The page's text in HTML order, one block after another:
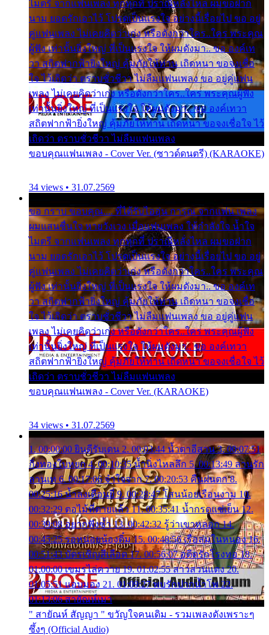
ไมตรี จากแฟนเพลง ทุกทุกที่ ปราณีหลั่งไหล ผมขอฝาก
นาม ยอดรักเอาไว้ โปรดเป็นแรงใจ อย่างนี้เรื่อยไป ขอ อยู่
คู่แฟนเพลง ไม่เคยคิดว่าเก่ง หรือดังกว่าใคร..ใคร พระคุณ
ผู้ฟัง เท่านั้นยิ่งใหญ่ ที่เป็นแรงใจ ให้ผมดังมา.. ขอ องค์เท
วา สถิตฟากฟ้ายิ่งใหญ่ คุ้มภัยให้ท่าน เถิดหนา ขอจงเชื่อ
ใจ ไว้เถิดว่า ตราบชั่วชีวา ไม่ลืมแฟนเพลง ขอ อยู่คู่แฟน
เพลง ไม่เคยคิดว่าเก่ง หรือดังกว่าใคร..ใคร พระคุณผู้ฟัง
เท่านั้นยิ่งใหญ่ ที่เป็นแรงใจ ให้ผมดังมา.. ขอ องค์เทวา
สถิตฟากฟ้ายิ่งใหญ่ คุ้มภัยให้ท่าน เถิดหนา ขอจงเชื่อใจ ไว้
เถิดว่า ตราบชั่วชีวา ไม่ลืมแฟนเพลง
ขอบคุณแฟนเพลง - Cover Ver. (ซาวด์ดนตรี) (KARAOKE)
34 views • 31.07.2569
ขอ กราบ ขอบคุณ.... ที่ได้รับไออุ่น การุณ จากแฟน เพลง
ผมแสนชื่นใจ หายวังเวง เมื่อแฟนเพลง ให้กำลังใจ น้ำใจ
ไมตรี จากแฟนเพลง ทุกทุกที่ ปราณีหลั่งไหล ผมขอฝาก
นาม ยอดรักเอาไว้ โปรดเป็นแรงใจ อย่างนี้เรื่อยไป ขอ อยู่
คู่แฟนเพลง ไม่เคยคิดว่าเก่ง หรือดังกว่าใคร..ใคร พระคุณ
ผู้ฟัง เท่านั้นยิ่งใหญ่ ที่เป็นแรงใจ ให้ผมดังมา.. ขอ องค์เท
วา สถิตฟากฟ้ายิ่งใหญ่ คุ้มภัยให้ท่าน เถิดหนา ขอจงเชื่อ
ใจ ไว้เถิดว่า ตราบชั่วชีวา ไม่ลืมแฟนเพลง ขอ อยู่คู่แฟน
เพลง ไม่เคยคิดว่าเก่ง หรือดังกว่าใคร..ใคร พระคุณผู้ฟัง
เท่านั้นยิ่งใหญ่ ที่เป็นแรงใจ ให้ผมดังมา.. ขอ องค์เทวา
สถิตฟากฟ้ายิ่งใหญ่ คุ้มภัยให้ท่าน เถิดหนา ขอจงเชื่อใจ ไว้
เถิดว่า ตราบชั่วชีวา ไม่ลืมแฟนเพลง
ขอบคุณแฟนเพลง - Cover Ver. (KARAOKE)
34 views • 31.07.2569
1. 00:00:00 ยินดีรับเดน 2. 00:03:44 น้ำตาอีสาน 3. 00:07:51
กิ่งทองใบหยก 4. 00:10:35 น้ำนิ่งไหลลึก 5. 00:13:49 ลานรัก
ลานเท 6. 00:17:06 จำใจจาก 7. 00:20:53 คืนฝนตก 8.
00:25:16 น้ำลงเดือนยี่ 9. 00:28:47 โสนน้อยเรือนงาม 10.
00:32:29 ตอไม้ที่ตายแล้ว 11. 00:35:41 น้ำกรดแช่เย็น 12.
00:39:08 อยากฟังซ้ำ 13. 00:42:32 รู้ว่าเขาหลอก 14.
00:45:25 รอหน่อยน้องติ๋ม 15. 00:48:56 เรือล่มในหนอง 16.
00:51:43 บัตรเชิญสีเลือด 17. 00:56:07 อดีตรักโรงทอ 18.
01:00:00 เขมรไล่ควาย 19. 01:02:55 สาวสวนแตง 20.
01:05:51 แอบมอง 21. 01:09:27 พบรักปากน้ำโพ 22.
01:13:06 สายัณห์เมา
" สายัณห์ สัญญา " ขวัญใจคนเดิม - รวมเพลงดังเพราะๆ
ซึ้งๆ (Official Audio)